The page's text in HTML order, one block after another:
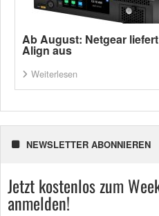
Ab August: Netgear
Align aus
Weiterlesen
NEWSLETTER ABONNIEREN
Jetzt kostenlos zum
anmelden!